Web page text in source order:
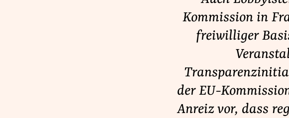
Kommission in
freiwilliger
der EU-
Anreiz vor, dass